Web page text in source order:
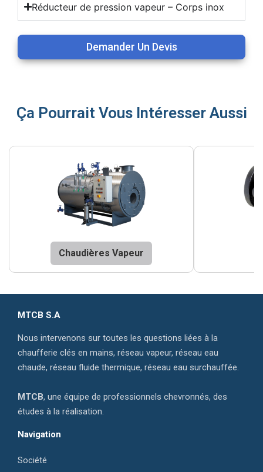
Réducteur de pression vapeur – Corps inox
Demander Un Devis
Ça Pourrait Vous Intéresser Aussi
Chaudières Vapeur
MTCB S.A
Nous intervenons sur toutes les questions liées à la
chaufferie clés en mains, réseau vapeur, réseau eau
chaude, réseau fluide thermique, réseau eau surchauffée.
MTCB, une équipe de professionnels chevronnés, des
études à la réalisation.
Navigation
Société